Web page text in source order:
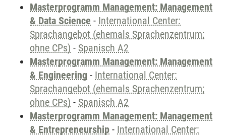
Masterprogramm Management: Management
& Data Science - International Center:
Sprachangebot (ehemals Sprachenzentrum;
ohne CPs) - Spanisch A2
Masterprogramm Management: Management
& Engineering - International Center:
Sprachangebot (ehemals Sprachenzentrum;
ohne CPs) - Spanisch A2
Masterprogramm Management: Management
& Entrepreneurship - International Center: